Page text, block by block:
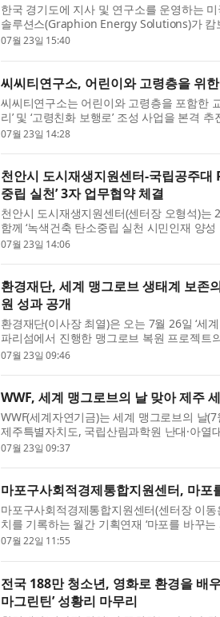
한국 경기도에 지사 및 연구소를 운영하는
솔루션스(Graphion Energy Solutions)가
교통수단 개발을 위해 캄보디아 현지 기업
07월 23일 15:40
씨씨티연구소, 어린이와 고령층을 위
씨씨티연구소는 어린이와 고령층을 포함한
리’ 및 ‘고령친화 보행로’ 조성 사업을 본격
등 모든 세대가 체감할 수 있는 안전한 교통
07월 23일 14:28
천안시 도시재생지원센터-국립공주대
중립 실천’ 3자 업무협약 체결
천안시 도시재생지원센터(센터장 오형석)는
함께 ‘녹색건축 탄소중립 실천 시민인재 양
체결하고 유관기관 간담회를 개최했다고 밝
07월 23일 14:06
환경재단, 세계 맹그로브 생태계 보존
원 성과 공개
환경재단(이사장 최열)은 오는 7월 26일 ‘세
파리섬에서 진행한 맹그로브 복원 프로젝트
의 날’은 맹그로브 생태계의 중요성을 알리
07월 23일 09:46
WWF, 세계 맹그로브의 날 맞아 제주
WWF(세계자연기금)는 세계 맹그로브의 날
제주특별자치도, 국립산림과학원 난대·아
을 위한 네트워크를 구축하고 다자간 협력
07월 23일 09:37
마포구사회적경제통합지원센터, 마포
마포구사회적경제통합지원센터(센터장 이
치를 기록하는 월간 기획연재 ‘마포를 바꾸
하는 민트협동조합(이사장 박신연숙)을 소
07월 22일 11:55
전국 188만 청소년, 영화로 환경을 배
마그린틴’ 성황리 마무리